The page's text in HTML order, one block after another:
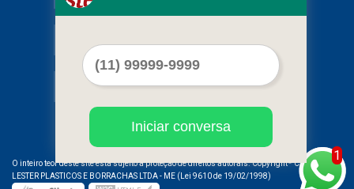
Mapa do site
O inteiro teor deste site está sujeito à proteção de direitos autorais. Copyright COMERCIAL
LESTER PLASTICOS E BORRACHAS LTDA - ME (Lei 9610 de 19/02/1998)
1
Iniciar conversa